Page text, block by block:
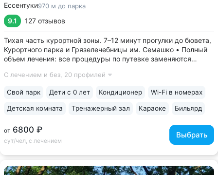
Ессентуки970 м до парка
9.1 127 отзывов
Тихая часть курортной зоны. 7–12 минут прогулки до бювета,
Курортного парка и Грязелечебницы им. Семашко • Полный
объем лечения: все процедуры по путевке заменяются
путевки включены дорогие процедуры: эндоскопические
С лечением и без, 20 профилей
от 6800 ₽
сут/чел, с лечением
Выбрать
Свой парк Дети с 0 лет Кондиционер Wi-Fi в номерах
Детская комната Тренажерный зал Караоке Бильярд